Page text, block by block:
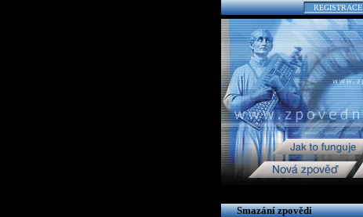
REGISTRACE
Smazání zpovědi